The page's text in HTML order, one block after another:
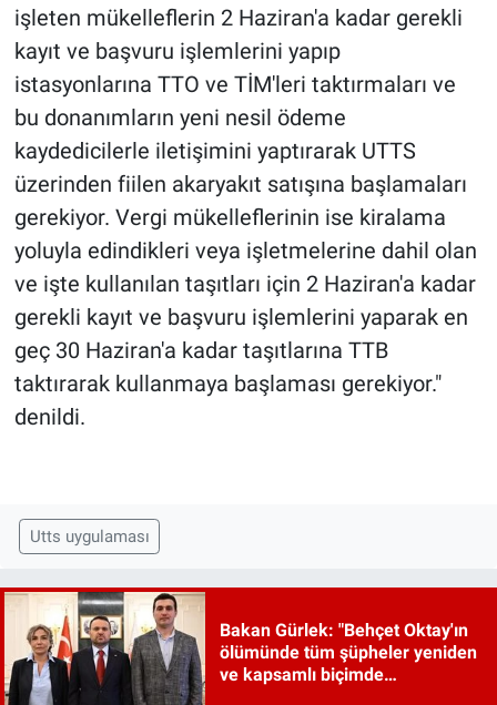
işleten mükelleflerin 2 Haziran'a kadar gerekli
kayıt ve başvuru işlemlerini yapıp
istasyonlarına TTO ve TİM'leri taktırmaları ve
bu donanımların yeni nesil ödeme
kaydedicilerle iletişimini yaptırarak UTTS
üzerinden fiilen akaryakıt satışına başlamaları
gerekiyor. Vergi mükelleflerinin ise kiralama
yoluyla edindikleri veya işletmelerine dahil olan
ve işte kullanılan taşıtları için 2 Haziran'a kadar
gerekli kayıt ve başvuru işlemlerini yaparak en
geç 30 Haziran'a kadar taşıtlarına TTB
taktırarak kullanmaya başlaması gerekiyor."
denildi.
Utts uygulaması
Bakan Gürlek: "Behçet Oktay'ın
ölümünde tüm şüpheler yeniden
ve kapsamlı biçimde